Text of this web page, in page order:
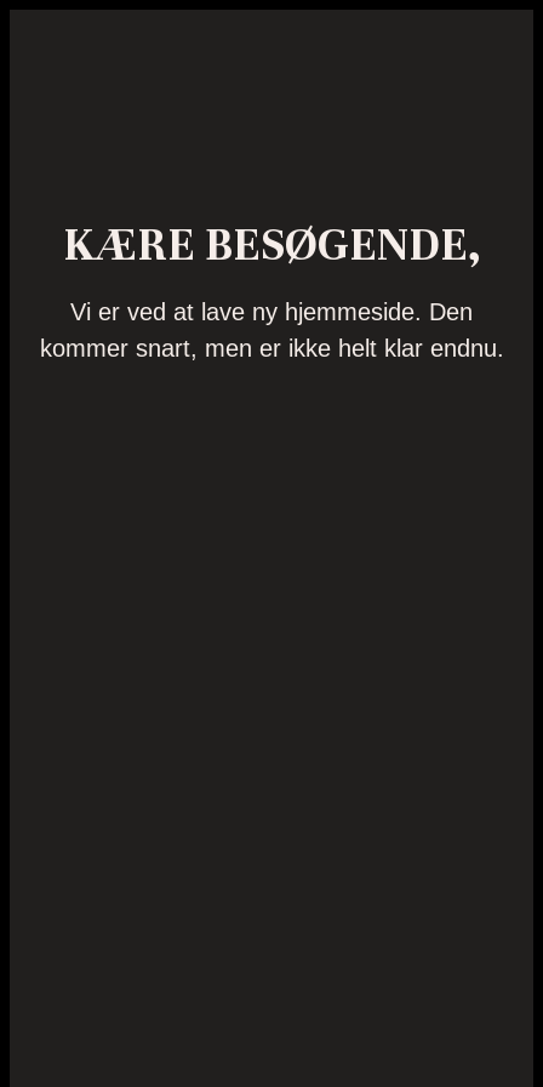
KÆRE BESØGENDE,
Vi er ved at lave ny hjemmeside. Den
kommer snart, men er ikke helt klar endnu.